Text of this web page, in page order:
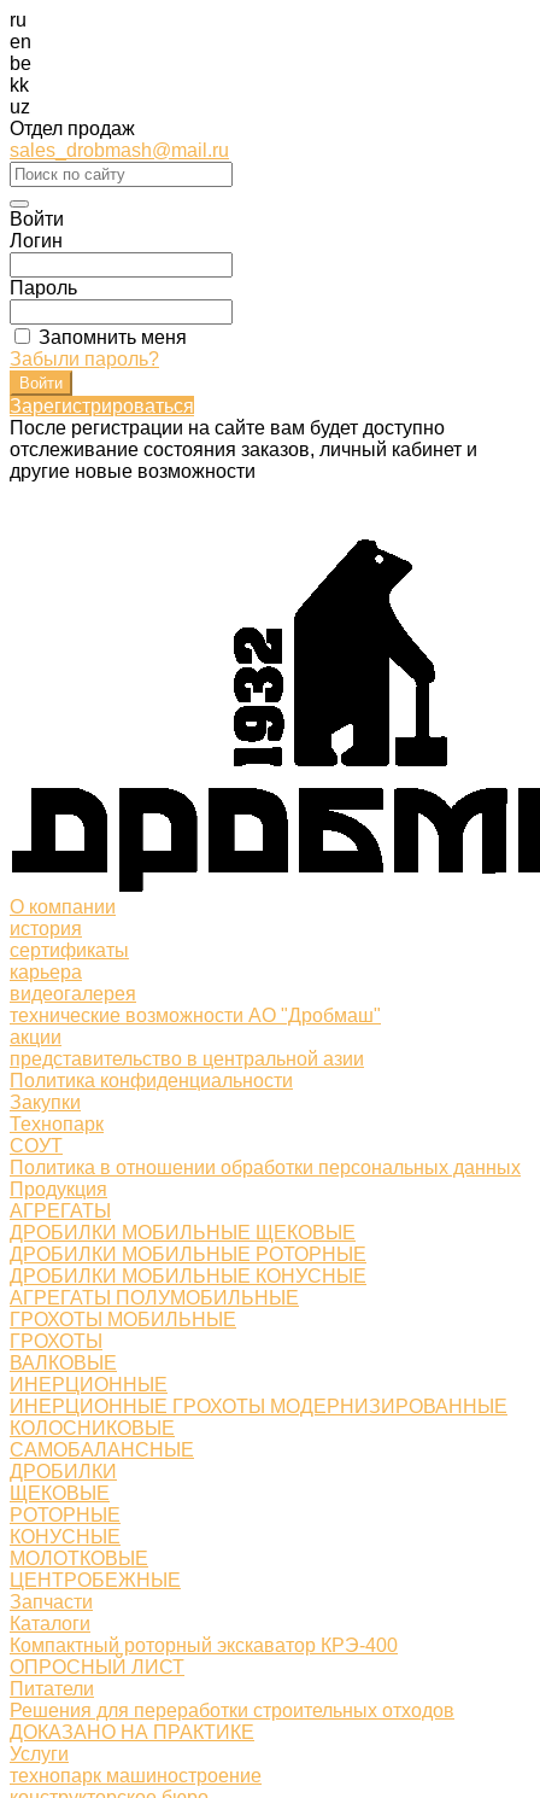
ru
en
be
kk
uz
Отдел продаж
sales_drobmash@mail.ru
Войти
Логин
Пароль
Запомнить меня
Забыли пароль?
Зарегистрироваться
После регистрации на сайте вам будет доступно
отслеживание состояния заказов, личный кабинет и
другие новые возможности
О компании
история
сертификаты
карьера
видеогалерея
технические возможности АО "Дробмаш"
акции
представительство в центральной азии
Политика конфиденциальности
Закупки
Технопарк
СОУТ
Политика в отношении обработки персональных данных
Продукция
АГРЕГАТЫ
ДРОБИЛКИ МОБИЛЬНЫЕ ЩЕКОВЫЕ
ДРОБИЛКИ МОБИЛЬНЫЕ РОТОРНЫЕ
ДРОБИЛКИ МОБИЛЬНЫЕ КОНУСНЫЕ
АГРЕГАТЫ ПОЛУМОБИЛЬНЫЕ
ГРОХОТЫ МОБИЛЬНЫЕ
ГРОХОТЫ
ВАЛКОВЫЕ
ИНЕРЦИОННЫЕ
ИНЕРЦИОННЫЕ ГРОХОТЫ МОДЕРНИЗИРОВАННЫЕ
КОЛОСНИКОВЫЕ
САМОБАЛАНСНЫЕ
ДРОБИЛКИ
ЩЕКОВЫЕ
РОТОРНЫЕ
КОНУСНЫЕ
МОЛОТКОВЫЕ
ЦЕНТРОБЕЖНЫЕ
Запчасти
Каталоги
Компактный роторный экскаватор КРЭ-400
ОПРОСНЫЙ ЛИСТ
Питатели
Решения для переработки строительных отходов
ДОКАЗАНО НА ПРАКТИКЕ
Услуги
технопарк машиностроение